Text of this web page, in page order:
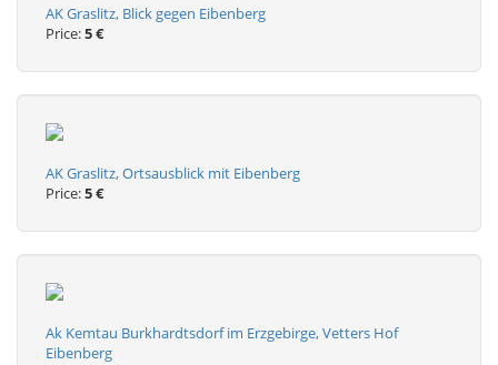
AK Graslitz, Blick gegen Eibenberg
Price:5 €
AK Graslitz, Ortsausblick mit Eibenberg
Price:5 €
Ak Kemtau Burkhardtsdorf im Erzgebirge, Vetters Hof
Eibenberg